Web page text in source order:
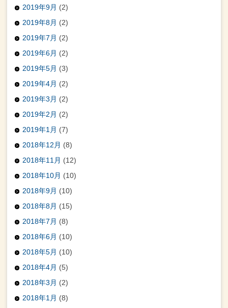
2019年9月 (2)
2019年8月 (2)
2019年7月 (2)
2019年6月 (2)
2019年5月 (3)
2019年4月 (2)
2019年3月 (2)
2019年2月 (2)
2019年1月 (7)
2018年12月 (8)
2018年11月 (12)
2018年10月 (10)
2018年9月 (10)
2018年8月 (15)
2018年7月 (8)
2018年6月 (10)
2018年5月 (10)
2018年4月 (5)
2018年3月 (2)
2018年1月 (8)